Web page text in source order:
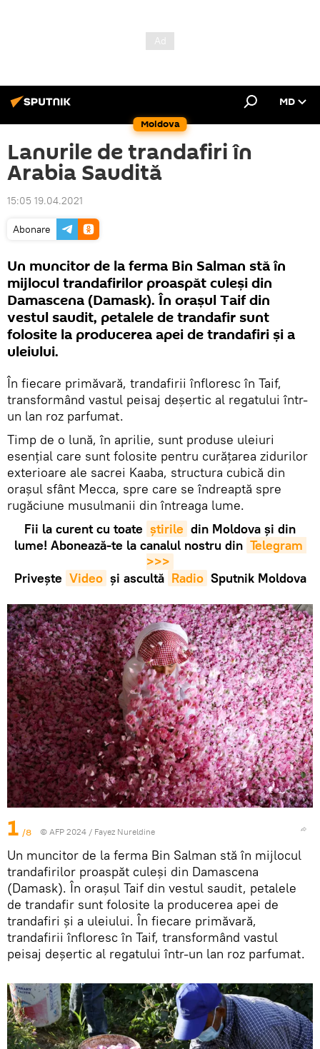
Moldova
MD
Lanurile de trandafiri în
Arabia Saudită
15:05 19.04.2021
Abonare
Un muncitor de la ferma Bin Salman stă în
mijlocul trandafirilor proaspăt culeși din
Damascena (Damask). În orașul Taif din
vestul saudit, petalele de trandafir sunt
folosite la producerea apei de trandafiri și a
uleiului.
În fiecare primăvară, trandafirii înfloresc în Taif,
transformând vastul peisaj deșertic al regatului într-
un lan roz parfumat.
Timp de o lună, în aprilie, sunt produse uleiuri
esențial care sunt folosite pentru curățarea zidurilor
exterioare ale sacrei Kaaba, structura cubică din
orașul sfânt Mecca, spre care se îndreaptă spre
rugăciune musulmanii din întreaga lume.
Fii la curent cu toate știrile din Moldova și din
lume! Abonează-te la canalul nostru din Telegram
>>>
Privește Video și ascultă Radio Sputnik Moldova
1 /8 © AFP 2024 / Fayez Nureldine
Un muncitor de la ferma Bin Salman stă în mijlocul
trandafirilor proaspăt culeși din Damascena
(Damask). În orașul Taif din vestul saudit, petalele
de trandafir sunt folosite la producerea apei de
trandafiri și a uleiului. În fiecare primăvară,
trandafirii înfloresc în Taif, transformând vastul
peisaj deșertic al regatului într-un lan roz parfumat.